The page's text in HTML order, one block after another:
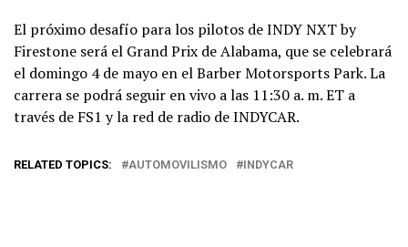
El próximo desafío para los pilotos de INDY NXT by
Firestone será el Grand Prix de Alabama, que se celebrará
el domingo 4 de mayo en el Barber Motorsports Park. La
carrera se podrá seguir en vivo a las 11:30 a. m. ET a
través de FS1 y la red de radio de INDYCAR.
RELATED TOPICS: AUTOMOVILISMO INDYCAR